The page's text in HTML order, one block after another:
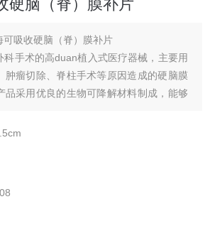
硬脑（脊）膜补片
可吸收硬脑（脊）膜补片
科手术的高duan植入式医疗器械，主要用
肿瘤切除、脊柱手术等原因造成的硬脑膜
品采用优良的生物可降解材料制成，能够
排斥风险，为脑膜缺损修复提供安全可